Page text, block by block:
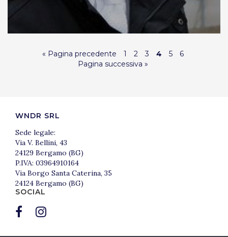
« Pagina precedente 1 2 3 4 5
6
Pagina successiva »
WNDR SRL
Sede legale:
Via V. Bellini, 43
24129 Bergamo (BG)
P.IVA: 03964910164
Via Borgo Santa Caterina, 35
24124 Bergamo (BG)
SOCIAL